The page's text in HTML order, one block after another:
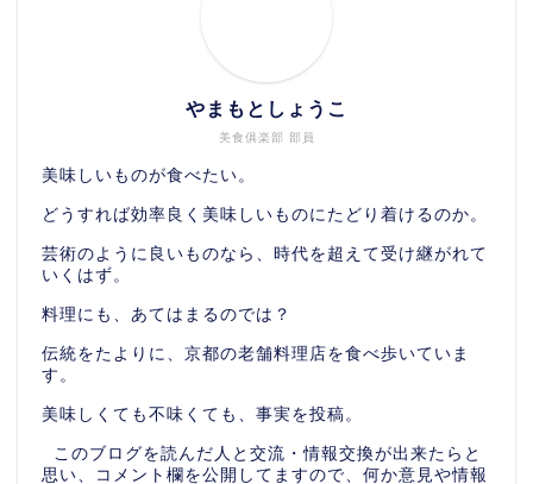
美食俱楽部 部員
やまもとしょうこ
美味しいものが食べたい。
どうすれば効率良く美味しいものにたどり着けるのか。
芸術のように良いものなら、時代を超えて受け継がれて
いくはず。
料理にも、あてはまるのでは？
伝統をたよりに、京都の老舗料理店を食べ歩いていま
す。
美味しくても不味くても、事実を投稿。
このブログを読んだ人と交流・情報交換が出来たらと
思い、コメント欄を公開してますので、何か意見や情報